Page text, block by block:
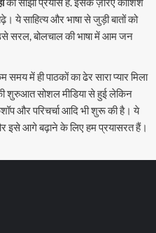
ये साहित्य और भाषा से जुड़ी बातों को
सरल, बोलचाल की भाषा में आम जन
में ही पाठकों का ढेर सारा प्यार मिला
की शुरुआत सोशल मीडिया से हुई लेकिन
और परिचर्चा आदि भी शुरू की है। ये
इसे आगे बढ़ाने के लिए हम प्रयासरत हैं।